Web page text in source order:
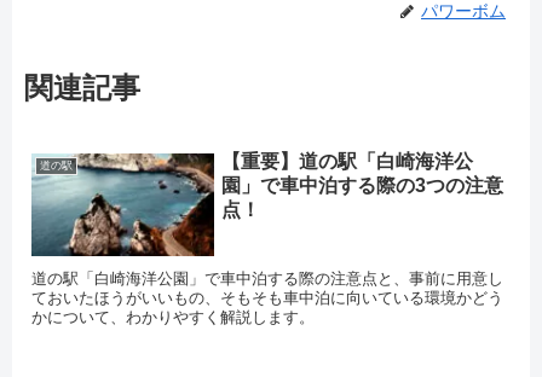
パワーボム
関連記事
道の駅
【重要】道の駅「白崎海洋公
園」で車中泊する際の3つの注意
点！
道の駅「白崎海洋公園」で車中泊する際の注意点と、事前に用意し
ておいたほうがいいもの、そもそも車中泊に向いている環境かどう
かについて、わかりやすく解説します。